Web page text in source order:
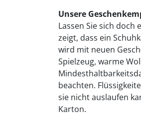
Unsere
Lassen Sie sich
zeigt, dass ein
wird mit neuen
Spielzeug, warme
beachten.
sie nicht auslaufen
Karton.